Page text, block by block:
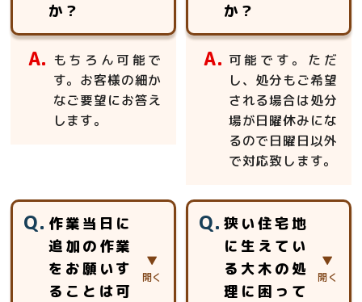
か？
もちろん可能で
す。お客様の細か
なご要望にお答え
します。
か？
可能です。ただ
し、処分もご希望
される場合は処分
場が日曜休みにな
るので日曜日以外
で対応致します。
作業当日に
追加の作業
をお願いす
ることは可
狭い住宅地
に生えてい
る大木の処
理に困って